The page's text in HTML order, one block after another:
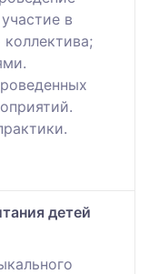
в
коллектива;
детей